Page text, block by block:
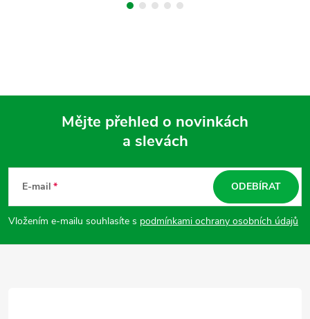
p
a
Mějte přehled o novinkách
a slevách
E-mail
Vložením e-mailu souhlasíte s podmínkami ochrany osobních údajů
ODEBÍRAT